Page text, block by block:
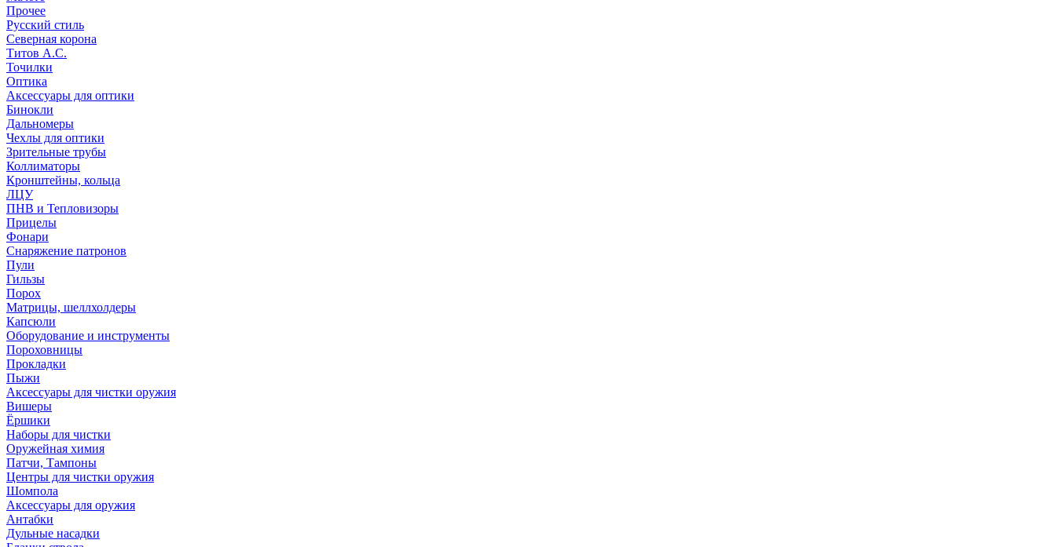
Прочее
Русский стиль
Северная корона
Титов А.С.
Точилки
Оптика
Аксессуары для оптики
Бинокли
Дальномеры
Чехлы для оптики
Зрительные трубы
Коллиматоры
Кронштейны, кольца
ЛЦУ
ПНВ и Тепловизоры
Прицелы
Фонари
Снаряжение патронов
Пули
Гильзы
Порох
Матрицы, шеллхолдеры
Капсюли
Оборудование и инструменты
Пороховницы
Прокладки
Пыжи
Аксессуары для чистки оружия
Вишеры
Ёршики
Наборы для чистки
Оружейная химия
Патчи, Тампоны
Центры для чистки оружия
Шомпола
Аксессуары для оружия
Антабки
Дульные насадки